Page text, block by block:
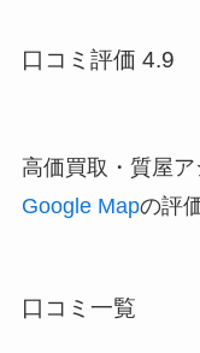
口コミ評価 4.9
高価買取・質屋
Google Mapの評
口コミ一覧